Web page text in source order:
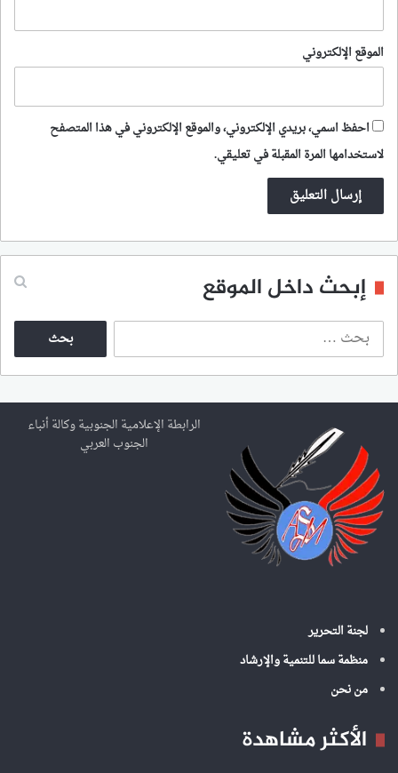
الموقع الإلكتروني
احفظ اسمي، بريدي الإلكتروني، والموقع الإلكتروني في هذا المتصفح
لاستخدامها المرة المقبلة في تعليقي.
إبحث داخل الموقع
ث
ع
ن
الرابطة الإعلامية الجنوبية وكالة أنباء
الجنوب العربي
لجنة التحرير
منظمة سما للتنمية والإرشاد
من نحن
الأكثر مشاهدة